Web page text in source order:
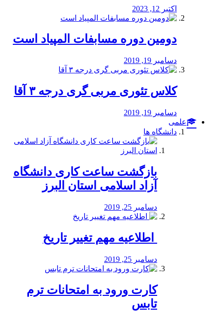
اکتبر 12, 2023
دومین دوره مسابفات المپیاد است
دسامبر 19, 2019
کلاس تئوری مربی گری درجه ۳ آقا
دسامبر 19, 2019
علمی
دانشگاه ها
بازگشت ساعت کاری دانشگاه
آزاد اسلامی استان البرز
دسامبر 25, 2019
️ اطلاعیه مهم تغییر تاریخ
دسامبر 25, 2019
کارت ورود به امتحانات ترم
تابس